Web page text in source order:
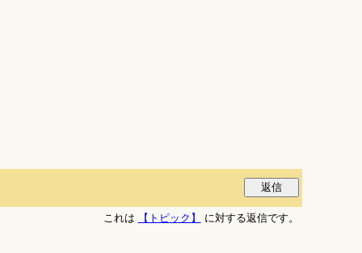
これは
【トピック】 に対する返信です。